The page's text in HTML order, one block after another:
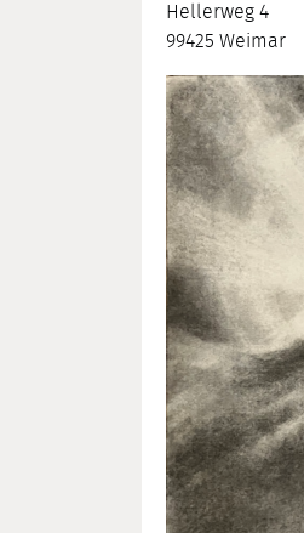
Hellerweg 4
99425 Weimar